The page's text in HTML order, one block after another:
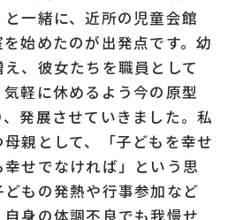
一緒に、近所の児童会館
始めたのが出発点です。幼
、彼女たちを職員として
軽に休めるよう今の原型
発展させていきました。私
親として、「子どもを幸せ
せでなければ」という思
もの発熱や行事参加など